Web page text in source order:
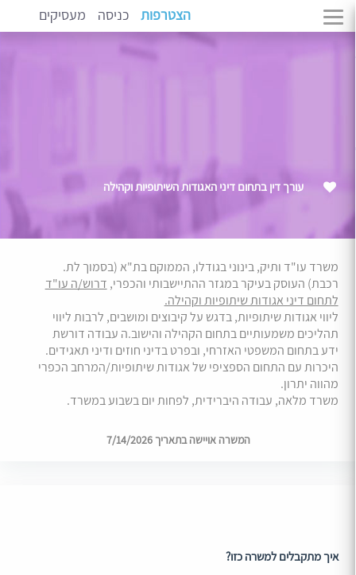
הצטרפות כניסה מעסיקים
עורך דין בתחום דיני האגודות השיתופיות וקהילה
משרד עו"ד ותיק, בינוני בגודלו, הממוקם בת"א (בסמוך לת.
רכבת) העוסק בעיקר במגזר ההתיישבותי והכפרי, דרוש/ה עו"ד
לתחום דיני אגודות שיתופיות וקהילה.
ליווי אגודות שיתופיות, בדגש על קיבוצים ומושבים, לרבות ליווי
תהליכים משמעותיים בתחום הקהילה והישוב.ה עבודה דורשת
ידע בתחום המשפטי האזרחי, ובפרט בדיני חוזים ודיני תאגידים.
היכרות עם התחום הספציפי של אגודות שיתופיות/המרחב הכפרי
מהווה יתרון.
משרד מלאה, עבודה היברידית, לפחות יום בשבוע במשרד.
המשרה אויישה בתאריך 7/14/2026
איך מתקבלים למשרה כזו?